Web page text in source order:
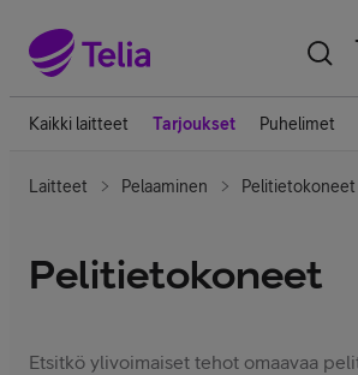
Kaikki laitteet Tarjoukset Puhelimet
Laitteet Pelaaminen Pelitietokoneet
Pelitietokoneet
Etsitkö ylivoimaiset tehot omaavaa